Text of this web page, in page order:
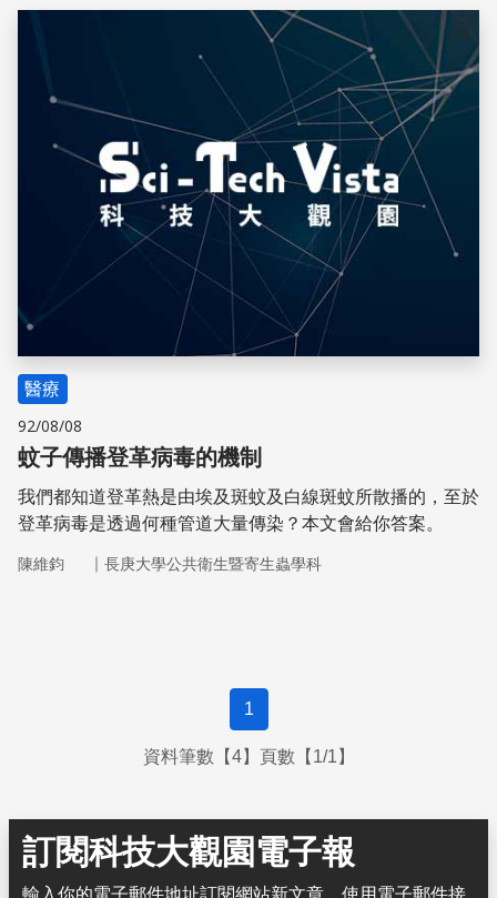
儲存
醫療
92/08/08
蚊子傳播登革病毒的機制
我們都知道登革熱是由埃及斑蚊及白線斑蚊所散播的，至於
登革病毒是透過何種管道大量傳染？本文會給你答案。
陳維鈞 ｜ 長庚大學公共衛生暨寄生蟲學科
1
資料筆數【4】頁數【1/1】
訂閱科技大觀園電子報
輸入你的電子郵件地址訂閱網站新文章，使用電子郵件接